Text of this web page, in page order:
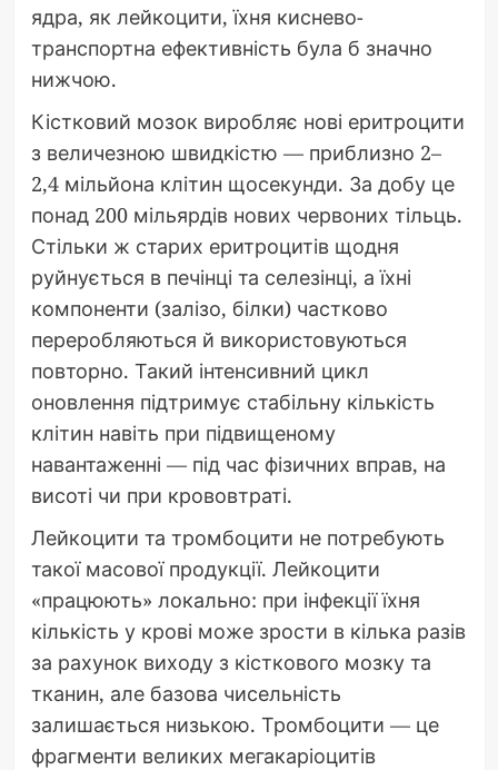
ядра, як лейкоцити, їхня киснево-
транспортна ефективність була б значно
нижчою.
Кістковий мозок виробляє нові еритроцити
з величезною швидкістю — приблизно 2–
2,4 мільйона клітин щосекунди. За добу це
понад 200 мільярдів нових червоних тільць.
Стільки ж старих еритроцитів щодня
руйнується в печінці та селезінці, а їхні
компоненти (залізо, білки) частково
переробляються й використовуються
повторно. Такий інтенсивний цикл
оновлення підтримує стабільну кількість
клітин навіть при підвищеному
навантаженні — під час фізичних вправ, на
висоті чи при крововтраті.
Лейкоцити та тромбоцити не потребують
такої масової продукції. Лейкоцити
«працюють» локально: при інфекції їхня
кількість у крові може зрости в кілька разів
за рахунок виходу з кісткового мозку та
тканин, але базова чисельність
залишається низькою. Тромбоцити — це
фрагменти великих мегакаріоцитів